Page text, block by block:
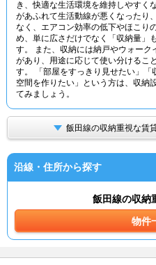
き、快適な生活環境を維持しやすく
があふれて生活動線が悪くなったり
なく、エアコン効率の低下やほこり
め、単に広さだけでなく「収納量」
す。 また、収納には納戸やウォーク
があり、用途に応じて使い分けるこ
す。 「部屋をすっきり見せたい」
空間を作りたい」という方は、収納
てみましょう。
飯田線の収納重視な賃
沿線・住所から探す
飯田線の収納
物件